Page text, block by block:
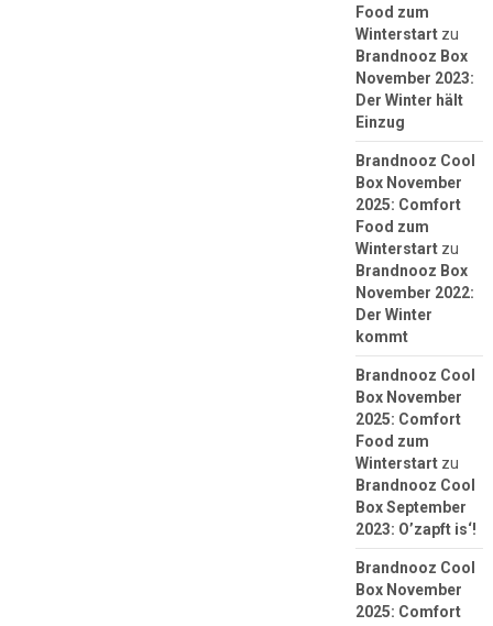
Food zum
Winterstartzu
Brandnooz Box
November 2023:
Der Winter hält
Einzug
Brandnooz Cool
Box November
2025: Comfort
Food zum
Winterstartzu
Brandnooz Box
November 2022:
Der Winter
kommt
Brandnooz Cool
Box November
2025: Comfort
Food zum
Winterstartzu
Brandnooz Cool
Box September
2023: O’zapft is‘!
Brandnooz Cool
Box November
2025: Comfort